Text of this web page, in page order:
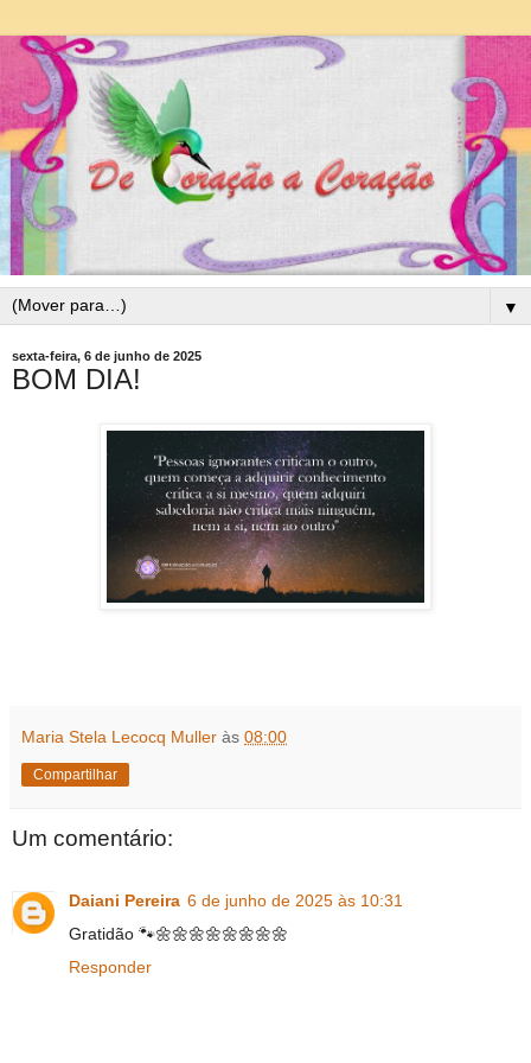
▼
sexta-feira, 6 de junho de 2025
BOM DIA!
Maria Stela Lecocq Muller às 08:00
Compartilhar
Um comentário:
Daiani Pereira 6 de junho de 2025 às 10:31
Gratidão 🐾🌼🌼🌼🌼🌼🌼🌼🌼
Responder